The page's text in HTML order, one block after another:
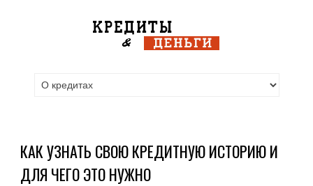
КАК УЗНАТЬ СВОЮ КРЕДИТНУЮ ИСТОРИЮ И
ДЛЯ ЧЕГО ЭТО НУЖНО